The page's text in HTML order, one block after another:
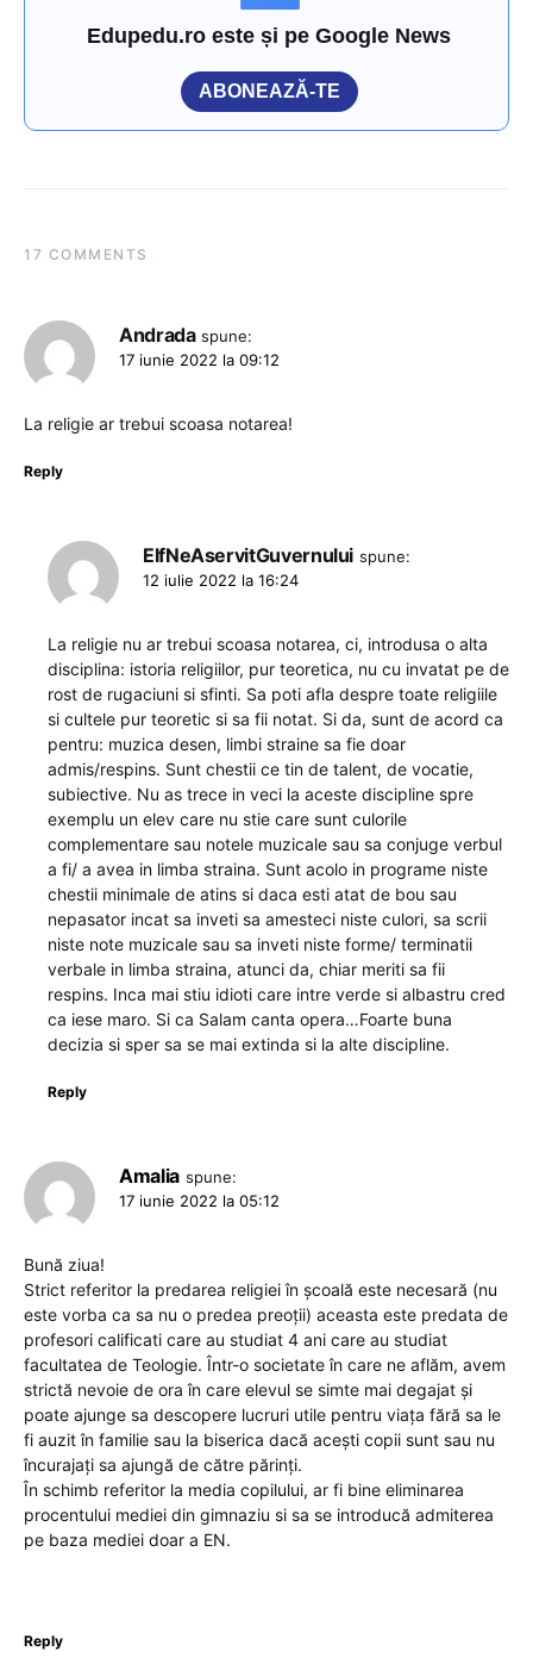
Edupedu.ro este și pe Google News
ABONEAZĂ-TE
17 COMMENTS
Andrada spune:
17 iunie 2022 la 09:12
La religie ar trebui scoasa notarea!
Reply
ElfNeAservitGuvernului spune:
12 iulie 2022 la 16:24
La religie nu ar trebui scoasa notarea, ci, introdusa o alta
disciplina: istoria religiilor, pur teoretica, nu cu invatat pe de
rost de rugaciuni si sfinti. Sa poti afla despre toate religiile
si cultele pur teoretic si sa fii notat. Si da, sunt de acord ca
pentru: muzica desen, limbi straine sa fie doar
admis/respins. Sunt chestii ce tin de talent, de vocatie,
subiective. Nu as trece in veci la aceste discipline spre
exemplu un elev care nu stie care sunt culorile
complementare sau notele muzicale sau sa conjuge verbul
a fi/ a avea in limba straina. Sunt acolo in programe niste
chestii minimale de atins si daca esti atat de bou sau
nepasator incat sa inveti sa amesteci niste culori, sa scrii
niste note muzicale sau sa inveti niste forme/ terminatii
verbale in limba straina, atunci da, chiar meriti sa fii
respins. Inca mai stiu idioti care intre verde si albastru cred
ca iese maro. Si ca Salam canta opera…Foarte buna
decizia si sper sa se mai extinda si la alte discipline.
Reply
Amalia spune:
17 iunie 2022 la 05:12
Bună ziua!
Strict referitor la predarea religiei în școală este necesară (nu
este vorba ca sa nu o predea preoții) aceasta este predata de
profesori calificati care au studiat 4 ani care au studiat
facultatea de Teologie. Într-o societate în care ne aflăm, avem
strictă nevoie de ora în care elevul se simte mai degajat și
poate ajunge sa descopere lucruri utile pentru viața fără sa le
fi auzit în familie sau la biserica dacă acești copii sunt sau nu
încurajați sa ajungă de către părinți.
În schimb referitor la media copilului, ar fi bine eliminarea
procentului mediei din gimnaziu si sa se introducă admiterea
pe baza mediei doar a EN.
Reply